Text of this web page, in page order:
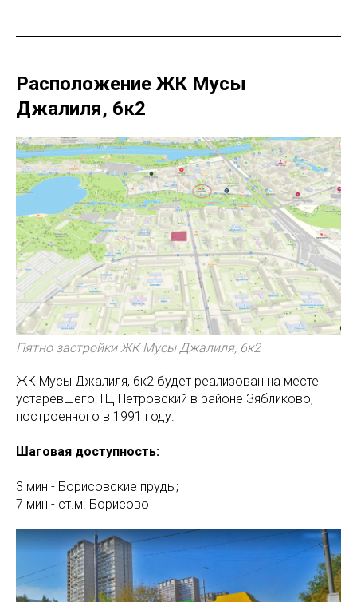
Расположение ЖК Мусы
Джалиля, 6к2
Пятно застройки ЖК Мусы Джалиля, 6к2
ЖК Мусы Джалиля, 6к2 будет реализован на месте
устаревшего ТЦ Петровский в районе Зябликово,
построенного в 1991 году.
Шаговая доступность:
3 мин - Борисовские пруды;
7 мин - ст.м. Борисово